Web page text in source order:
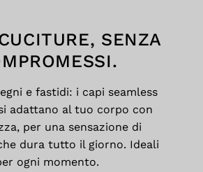
SENZA
e fastidi: i capi seamless
adattano al tuo corpo con
per una sensazione di
dura tutto il giorno. Ideali
ogni momento.